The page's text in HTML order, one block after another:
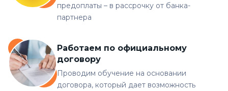
предоплаты – в рассрочку от банка-
партнера
Работаем по официальному
договору
Проводим обучение на основании
договора, который дает возможность